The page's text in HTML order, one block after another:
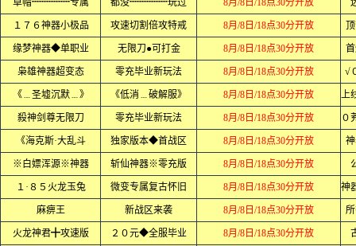
草帽┉┉┉┉专属 都没┉┉┉┉玩过 8月/8日/18点30分开放
１７６神器小极品 攻速切割倍攻特戒 8月/8日/18点30分开放
缘梦神器◆单职业 无限刀●可打金 8月/8日/18点30分开放
枭雄神器超变态 零充毕业新玩法 8月/8日/18点30分开放 √
《﹍圣墟沉默﹍》 《低消﹍破解服》 8月/8日/18点30分开放
殺神剑尊无限刀 零充毕业新玩法 8月/8日/18点30分开放
《海克斯·大乱斗 独家版本◆首战区 8月/8日/18点30分开放
※白嫖浑源※神器 斩仙神器※零充版 8月/8日/18点30分开放
１·８５火龙玉兔 微变专属复古怀旧 8月/8日/18点30分开放
麻痹王 新战区来袭 8月/8日/18点30分开放
火龙神君╋攻速版 ２０元◆全服毕业 8月/8日/18点30分开放